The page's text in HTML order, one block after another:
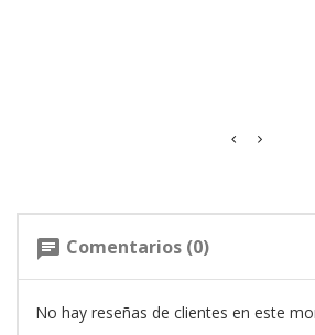
chat Comentarios (0)
No hay reseñas de clientes en este